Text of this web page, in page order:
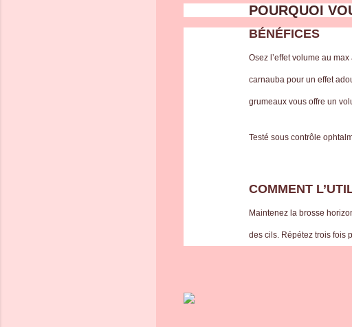
POURQUOI
BÉNÉFICES
Osez l’effet volume au
carnauba pour un effet
grumeaux vous offre un
Testé sous contrôle
COMMENT
Maintenez la brosse
des cils. Répétez trois fois